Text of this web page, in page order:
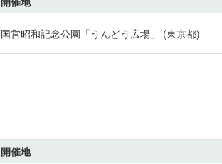
国営昭和記念公園「うんどう広場」 (東京都)
開催地